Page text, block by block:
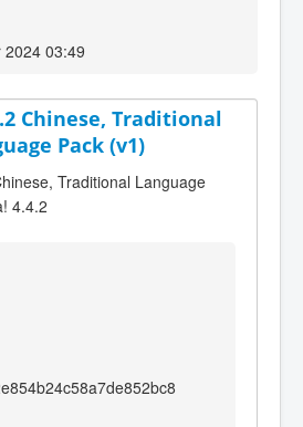
03:49
Chinese, Traditional
Pack (v1)
Traditional Language
4.4.2